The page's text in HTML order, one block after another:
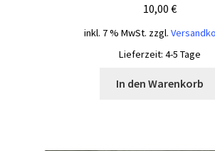
10,00 €
inkl. 7 % MwSt. zzgl.
Lieferzeit: 4-5 Tage
In den Warenkorb